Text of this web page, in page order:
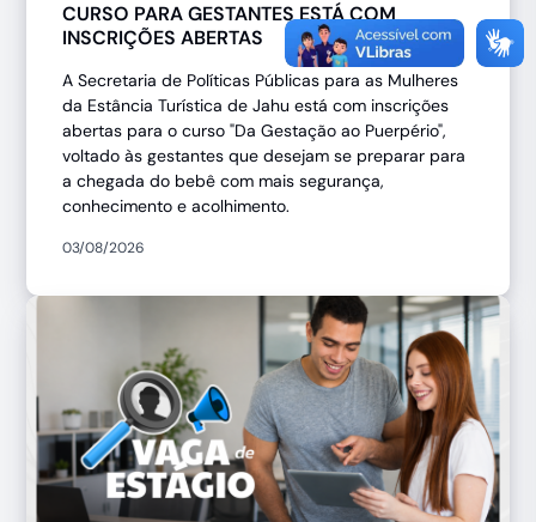
CURSO PARA GESTANTES ESTÁ COM
INSCRIÇÕES ABERTAS
A Secretaria de Políticas Públicas para as Mulheres
da Estância Turística de Jahu está com inscrições
abertas para o curso "Da Gestação ao Puerpério",
voltado às gestantes que desejam se preparar para
a chegada do bebê com mais segurança,
conhecimento e acolhimento.
03/08/2026